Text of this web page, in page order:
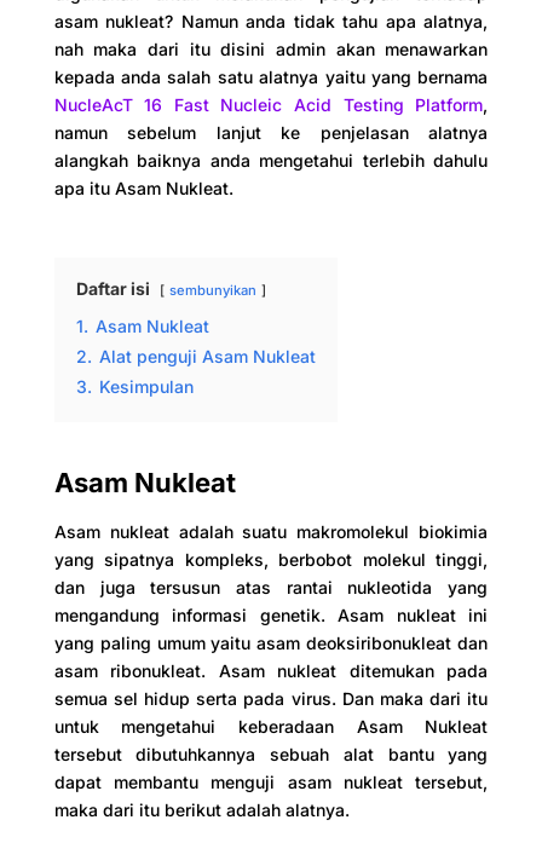
asam nukleat? Namun anda tidak tahu apa alatnya,
nah maka dari itu disini admin akan menawarkan
kepada anda salah satu alatnya yaitu yang bernama
NucleAcT 16 Fast Nucleic Acid Testing Platform,
namun sebelum lanjut ke penjelasan alatnya
alangkah baiknya anda mengetahui terlebih dahulu
apa itu Asam Nukleat.
Daftar isi sembunyikan
1. Asam Nukleat
2. Alat penguji Asam Nukleat
3. Kesimpulan
Asam Nukleat
Asam nukleat adalah suatu makromolekul biokimia
yang sipatnya kompleks, berbobot molekul tinggi,
dan juga tersusun atas rantai nukleotida yang
mengandung informasi genetik. Asam nukleat ini
yang paling umum yaitu asam deoksiribonukleat dan
asam ribonukleat. Asam nukleat ditemukan pada
semua sel hidup serta pada virus. Dan maka dari itu
untuk mengetahui keberadaan Asam Nukleat
tersebut dibutuhkannya sebuah alat bantu yang
dapat membantu menguji asam nukleat tersebut,
maka dari itu berikut adalah alatnya.